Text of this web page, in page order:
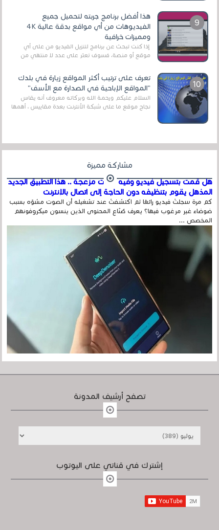
هذا أفضل برنامج جربته لتحميل جميع
الفيديوهات من أي مواقع بدقة عالية 4K
ومميزات خرافية
إذا كنت تبحث عن برنامج لتنزيل الفيديو من على أي
موقع أو منصة، فسوف تعثر على عدد لا منتهي من
تعرف على ترتيب أكثر المواقع زيارة في بلدك
"المواقع الإباحية في الصدارة مع الأسف"
السلام عليكم ورحمة الله وبركاته معروف أنه يقاس
نجاح موقع ما على شبكة الأنترنت بعدة مقاييس ، أهمها
مشاركة مميزة
هل قمت بتسجيل فيديو وفيه أصوت مزعجة .. هذا التطبيق الجديد
المذهل يقوم بتنظيفه دون الحاجة إلى اتصال بالإنترنت
كم مرة سجلتَ فيديو رائعًا ثم اكتشفتَ عند تشغيله أن الصوت مشوّه بسبب
ضوضاء غير مرغوب فيها؟ يعرف صُنّاع المحتوى الذين ينسون ميكروفونهم
المخصص ...
تصفح أرشيف المدونة
إشترك في قناتي على اليوتوب